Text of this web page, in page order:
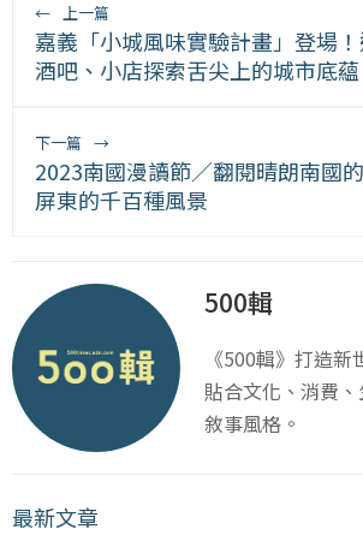
← 上一篇
嘉義「小城風味實驗計畫」登場！
酒吧、小店探索舌尖上的城市底蘊
下一篇 →
2023南國漫讀節／翻閱晴朗南國
屏東的千百種風景
500輯
《500輯》打造
貼合文化、消費
敘事風格。
最新文章